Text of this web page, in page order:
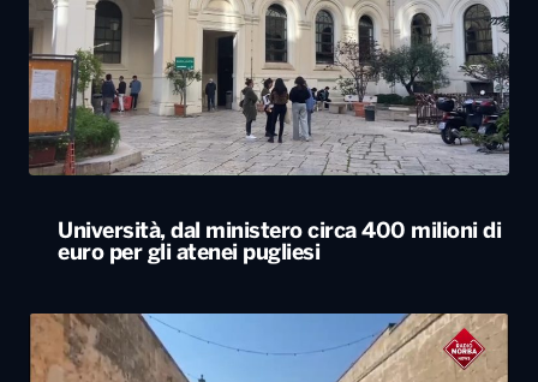
Università, dal ministero circa 400 milioni di
euro per gli atenei pugliesi